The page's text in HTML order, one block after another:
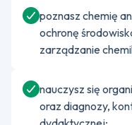
poznasz chemię
ochronę
zarządzanie
nauczysz się
oraz diagnozy,